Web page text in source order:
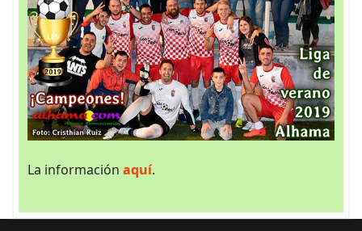
La información aquí.